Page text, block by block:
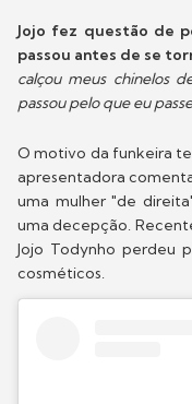
Jojo fez questão de
passou antes de se
calçou meus chinelos
passou pelo que eu
O motivo da funkeira
apresentadora
uma mulher "de
uma decepção.
Jojo Todynho perdeu
cosméticos.